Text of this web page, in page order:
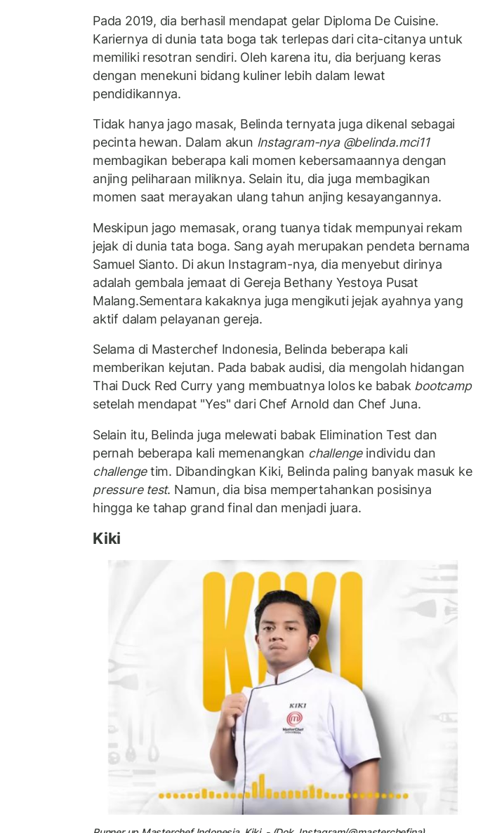
Pada 2019, dia berhasil mendapat gelar Diploma De Cuisine.
Kariernya di dunia tata boga tak terlepas dari cita-citanya untuk
memiliki resotran sendiri. Oleh karena itu, dia berjuang keras
dengan menekuni bidang kuliner lebih dalam lewat
pendidikannya.
Tidak hanya jago masak, Belinda ternyata juga dikenal sebagai
pecinta hewan. Dalam akun Instagram-nya @belinda.mci11
membagikan beberapa kali momen kebersamaannya dengan
anjing peliharaan miliknya. Selain itu, dia juga membagikan
momen saat merayakan ulang tahun anjing kesayangannya.
Meskipun jago memasak, orang tuanya tidak mempunyai rekam
jejak di dunia tata boga. Sang ayah merupakan pendeta bernama
Samuel Sianto. Di akun Instagram-nya, dia menyebut dirinya
adalah gembala jemaat di Gereja Bethany Yestoya Pusat
Malang.Sementara kakaknya juga mengikuti jejak ayahnya yang
aktif dalam pelayanan gereja.
Selama di Masterchef Indonesia, Belinda beberapa kali
memberikan kejutan. Pada babak audisi, dia mengolah hidangan
Thai Duck Red Curry yang membuatnya lolos ke babak bootcamp
setelah mendapat "Yes" dari Chef Arnold dan Chef Juna.
Selain itu, Belinda juga melewati babak Elimination Test dan
pernah beberapa kali memenangkan challengeindividu dan
challengetim. Dibandingkan Kiki, Belinda paling banyak masuk ke
pressure test. Namun, dia bisa mempertahankan posisinya
hingga ke tahap grand final dan menjadi juara.
Kiki